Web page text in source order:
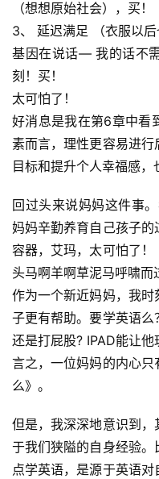
快
讯
开
眼
案
例
坑
指
南
运
营
百
科
创
资
源
（想想原始社会），买！
3、 延迟满足 （衣服以后
基因在说话— 我的话不
刻！买！
太可怕了！
好消息是我在第6章中看
素而言，理性更容易进
目标和提升个人幸福感，
回过头来说妈妈这件事
妈妈辛勤养育自己孩子
容器，艾玛，太可怕了
头马啊羊啊草泥马呼啸而
作为一个新近妈妈，我
子更有帮助。要学英语
还是打屁股? IPAD能让
言之，一位妈妈的内心
么》。
但是，我深深地意识到
于我们狭隘的自身经验
点学英语，是源于英语对